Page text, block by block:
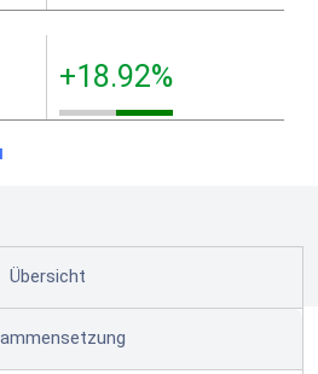
+18.92%
Übersicht